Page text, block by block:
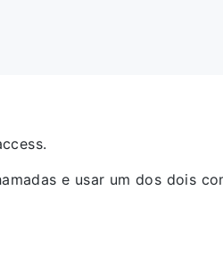
e usar um dos dois